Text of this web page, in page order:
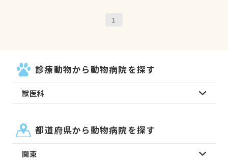
1
診療動物から動物病院を探す
獣医科
都道府県から動物病院を探す
関東